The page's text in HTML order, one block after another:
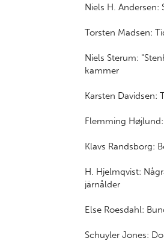
Niels H.
Torsten Madsen:
Niels Sterum:
kammer
Karsten Davidsen:
Flemming
Klavs Randsborg:
H. Hjelmqvist:
järnålder
Else Roesdahl:
Schuyler Jones: